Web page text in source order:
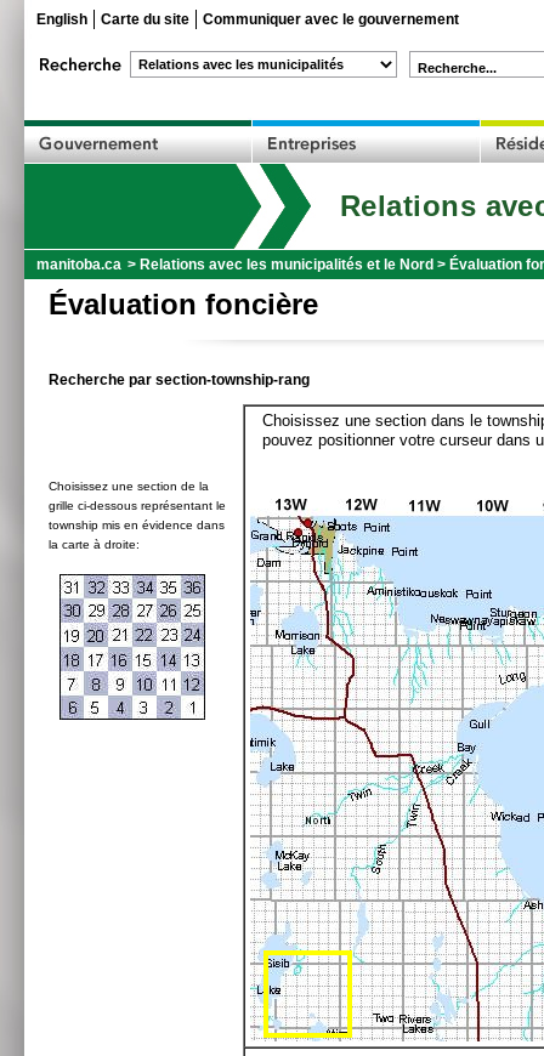
English Carte du site Communiquer avec le gouvernement
Recherche...
Relations
manitoba.ca > Relations avec les municipalités et le Nord > Évaluation
Évaluation foncière
Recherche par section-township-rang
Choisissez une section de la
grille ci-dessous représentant le
township mis en évidence dans
la carte à droite:
Choisissez une section dans le
pouvez positionner votre curseur dans